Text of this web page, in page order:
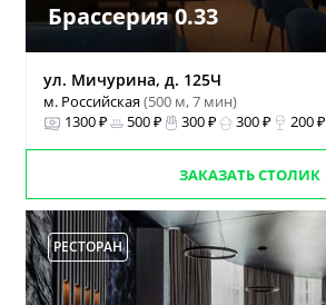
Брассерия 0.33
ул. Мичурина, д. 125Ч
м. Российская(500 м, 7 мин)
1300 ₽
500 ₽ 300 ₽ 300 ₽ 200 ₽
ЗАКАЗАТЬ СТОЛИК
РЕСТОРАН